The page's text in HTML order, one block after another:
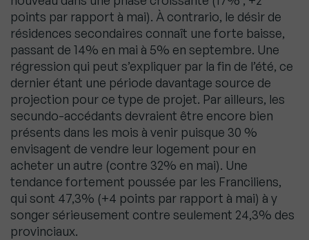
points par rapport à mai). À contrario, le désir de
résidences secondaires connaît une forte baisse,
passant de 14% en mai à 5% en septembre. Une
régression qui peut s’expliquer par la fin de l’été, ce
dernier étant une période davantage source de
projection pour ce type de projet. Par ailleurs, les
secundo-accédants devraient être encore bien
présents dans les mois à venir puisque 30 %
envisagent de vendre leur logement pour en
acheter un autre (contre 32% en mai). Une
tendance fortement poussée par les Franciliens,
qui sont 47,3% (+4 points par rapport à mai) à y
songer sérieusement contre seulement 24,3% des
provinciaux.